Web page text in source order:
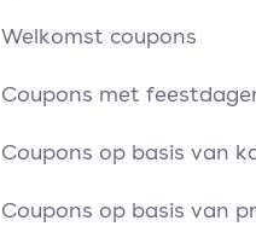
Welkomst coupons
Coupons met
Coupons op basis van
Coupons op basis van